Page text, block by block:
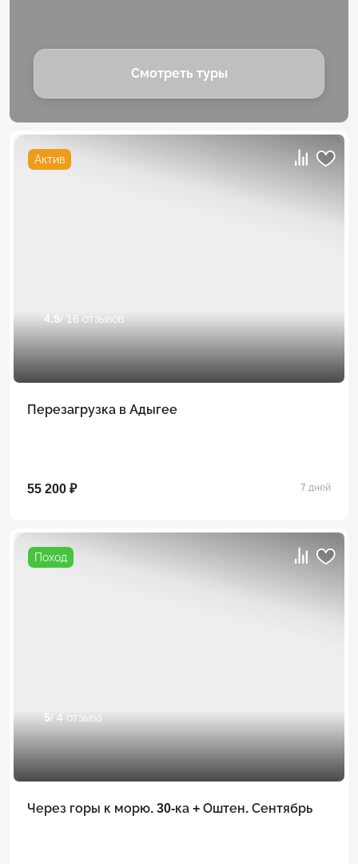
Смотреть туры
Актив
4.9/ 16 отзывов
Перезагрузка в Адыгее
55 200 ₽ 7 дней
Поход
5/ 4 отзыва
Через горы к морю. 30-ка + Оштен. Сентябрь